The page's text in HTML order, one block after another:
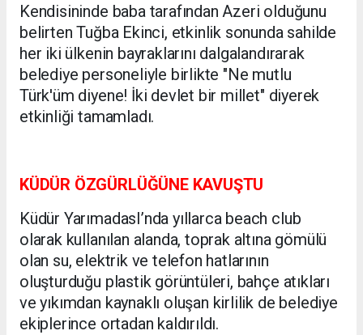
Kendisininde baba tarafından Azeri olduğunu
belirten Tuğba Ekinci, etkinlik sonunda sahilde
her iki ülkenin bayraklarını dalgalandırarak
belediye personeliyle birlikte "Ne mutlu
Türk'üm diyene! İki devlet bir millet" diyerek
etkinliği tamamladı.
KÜDÜR ÖZGÜRLÜĞÜNE KAVUŞTU
Küdür YarımadasI’nda yıllarca beach club
olarak kullanılan alanda, toprak altına gömülü
olan su, elektrik ve telefon hatlarının
oluşturduğu plastik görüntüleri, bahçe atıkları
ve yıkımdan kaynaklı oluşan kirlilik de belediye
ekiplerince ortadan kaldırıldı.